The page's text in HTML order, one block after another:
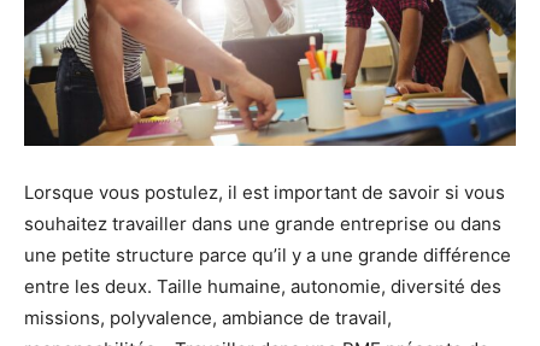
Lorsque vous postulez, il est important de savoir si vous
souhaitez travailler dans une grande entreprise ou dans
une petite structure parce qu’il y a une grande différence
entre les deux. Taille humaine, autonomie, diversité des
missions, polyvalence, ambiance de travail,